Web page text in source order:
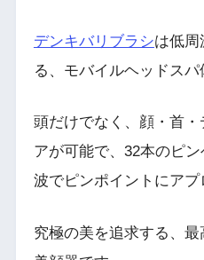
デンキバリブラシは低周
る、モバイルヘッドスパ
頭だけでなく、顔・首
アが可能で、32本のピ
波でピンポイントにアプ
究極の美を追求する、